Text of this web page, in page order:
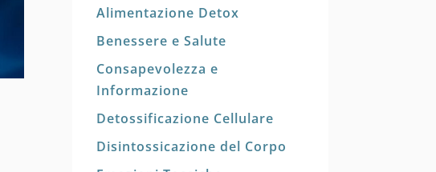
Alimentazione Detox
Benessere e Salute
Consapevolezza e
Informazione
Detossificazione Cellulare
Disintossicazione del Corpo